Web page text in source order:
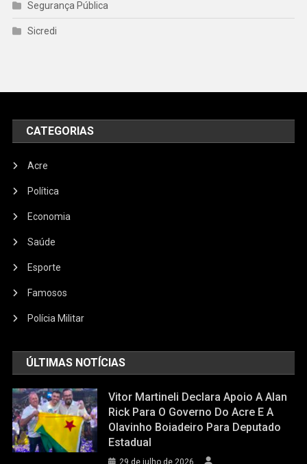
Segurança Pública
Sicredi
CATEGORIAS
Acre
Política
Economia
Saúde
Esporte
Famosos
Polícia Militar
ÚLTIMAS NOTÍCIAS
Vitor Martineli Declara Apoio A Alan
Rick Para O Governo Do Acre E A
Olavinho Boiadeiro Para Deputado
Estadual
29 de julho de 2026